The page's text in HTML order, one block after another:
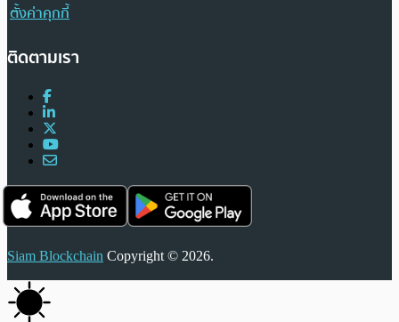
ตั้งค่าคุกกี้
ติดตามเรา
Siam Blockchain Copyright © 2026.